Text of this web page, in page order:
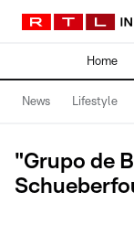
Home
News Lifestyle
"Grupo de